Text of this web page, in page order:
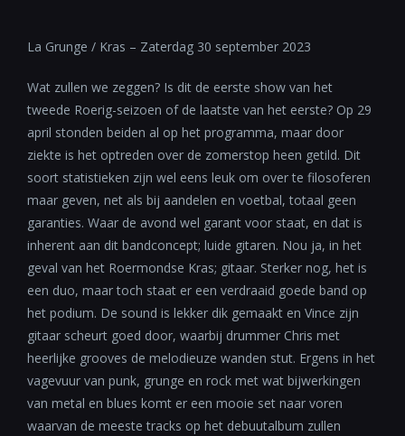
La Grunge / Kras – Zaterdag 30 september 2023
Wat zullen we zeggen? Is dit de eerste show van het
tweede Roerig-seizoen of de laatste van het eerste? Op 29
april stonden beiden al op het programma, maar door
ziekte is het optreden over de zomerstop heen getild. Dit
soort statistieken zijn wel eens leuk om over te filosoferen
maar geven, net als bij aandelen en voetbal, totaal geen
garanties. Waar de avond wel garant voor staat, en dat is
inherent aan dit bandconcept; luide gitaren. Nou ja, in het
geval van het Roermondse Kras; gitaar. Sterker nog, het is
een duo, maar toch staat er een verdraaid goede band op
het podium. De sound is lekker dik gemaakt en Vince zijn
gitaar scheurt goed door, waarbij drummer Chris met
heerlijke grooves de melodieuze wanden stut. Ergens in het
vagevuur van punk, grunge en rock met wat bijwerkingen
van metal en blues komt er een mooie set naar voren
waarvan de meeste tracks op het debuutalbum zullen